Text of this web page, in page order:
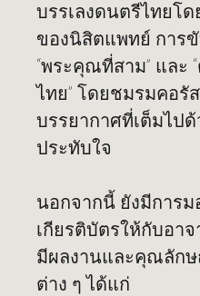
บรรเลงดนตรีไทยโ
ของนิสิตแพทย์ การขั
“พระคุณที่สาม” และ
ไทย” โดยชมรมคอรั
บรรยากาศที่เต็มไป
ประทับใจ
นอกจากนี้ ยังมีการม
เกียรติบัตรให้กับอา
มีผลงานและคุณลัก
ต่าง ๆ ได้แก่